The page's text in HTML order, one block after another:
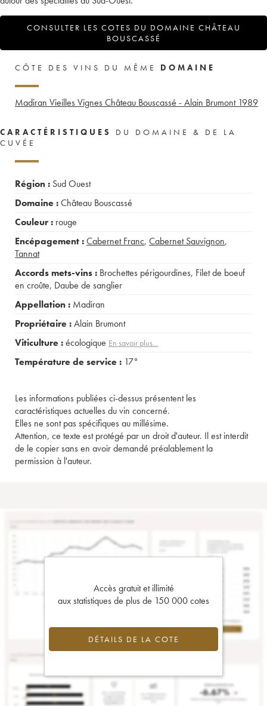
CONSULTER LES COTES DU DOMAINE CHÂTEAU
BOUSCASSÉ
CÔTE DES VINS DU MÊME DOMAINE
Madiran Vieilles Vignes Château Bouscassé - Alain Brumont 1989
CARACTÉRISTIQUES
DU DOMAINE & DE LA
CUVÉE
Région : Sud Ouest
Domaine :Château Bouscassé
Couleur : rouge
Encépagement :Cabernet Franc, Cabernet Sauvignon,
Tannat
Accords mets-vins : Brochettes périgourdines, Filet de boeuf
en croûte, Daube de sanglier
Appellation : Madiran
Propriétaire :Alain Brumont
Viticulture :écologique En savoir plus...
Température de service : 17°
Les informations publiées ci-dessus présentent les
caractéristiques actuelles du vin concerné.
Elles ne sont pas spécifiques au millésime.
Attention, ce texte est protégé par un droit d'auteur. Il est interdit
de le copier sans en avoir demandé préalablement la
permission à l'auteur.
Accès gratuit et illimité
aux statistiques de plus de 150 000 cotes
DÉTAILS DE LA COTE